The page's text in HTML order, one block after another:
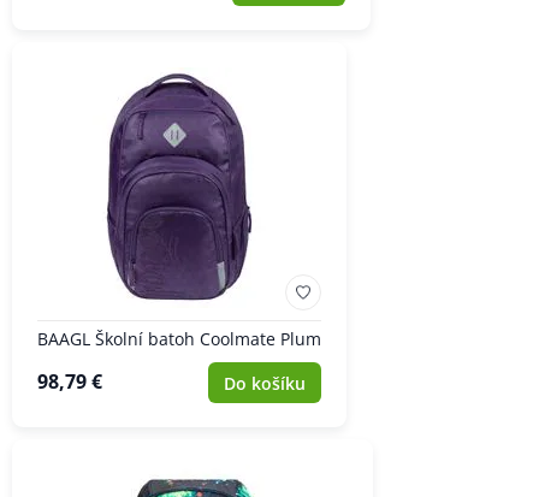
BAAGL Školní batoh Coolmate Plum
98,79 € Do košíku